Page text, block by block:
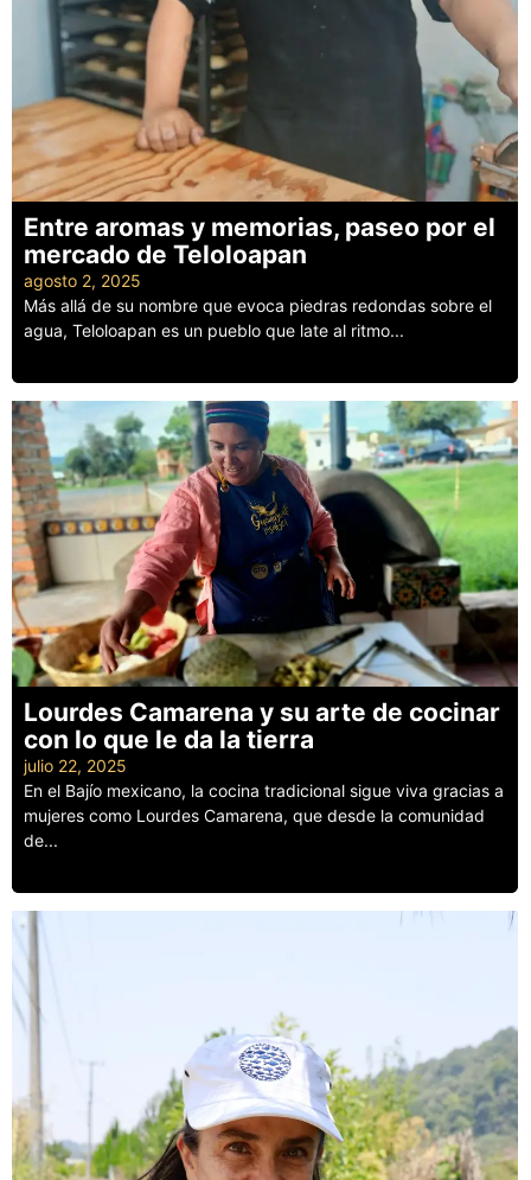
Entre aromas y memorias, paseo por el
mercado de Teloloapan
agosto 2, 2025
Más allá de su nombre que evoca piedras redondas sobre el
agua, Teloloapan es un pueblo que late al ritmo...
Lourdes Camarena y su arte de cocinar
con lo que le da la tierra
julio 22, 2025
En el Bajío mexicano, la cocina tradicional sigue viva gracias a
mujeres como Lourdes Camarena, que desde la comunidad
de...